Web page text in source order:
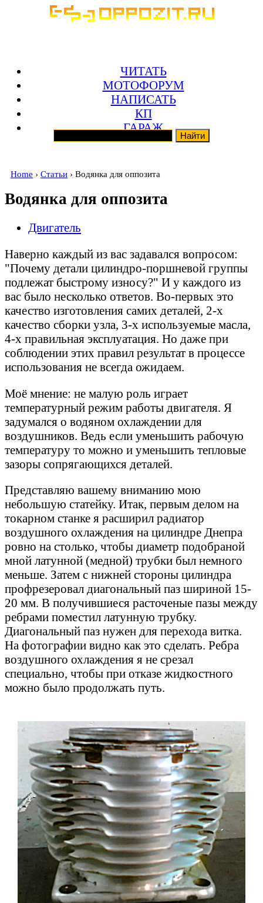
ЧИТАТЬ
МОТОФОРУМ
НАПИСАТЬ
КП
ГАРАЖ
Home › Статьи › Водянка для оппозита
Водянка для оппозита
Двигатель
Наверно каждый из вас задавался вопросом:
"Почему детали цилиндро-поршневой группы
подлежат быстрому износу?" И у каждого из
вас было несколько ответов. Во-первых это
качество изготовления самих деталей, 2-х
качество сборки узла, 3-х используемые масла,
4-х правильная эксплуатация. Но даже при
соблюдении этих правил результат в процессе
использования не всегда ожидаем.
Моё мнение: не малую роль играет
температурный режим работы двигателя. Я
задумался о водяном охлаждении для
воздушников. Ведь если уменьшить рабочую
температуру то можно и уменьшить тепловые
зазоры сопрягающихся деталей.
Представляю вашему вниманию мою
небольшую статейку. Итак, первым делом на
токарном станке я расширил радиатор
воздушного охлаждения на цилиндре Днепра
ровно на столько, чтобы диаметр подобраной
мной латунной (медной) трубки был немного
меньше. Затем с нижней стороны цилиндра
профрезеровал диагональный паз шириной 15-
20 мм. В получившиеся расточеные пазы между
ребрами поместил латунную трубку.
Диагональный паз нужен для перехода витка.
На фотографии видно как это сделать. Ребра
воздушного охлаждения я не срезал
специально, чтобы при отказе жидкостного
можно было продолжать путь.